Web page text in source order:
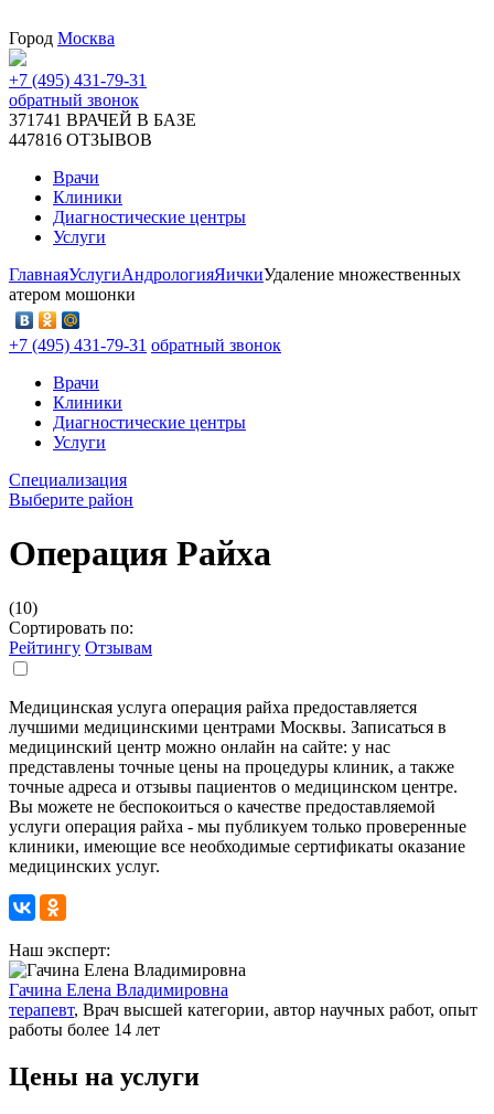
Город Москва
+7 (495) 431-79-31
обратный звонок
371741 ВРАЧЕЙ В БАЗЕ
447816 ОТЗЫВОВ
Врачи
Клиники
Диагностические центры
Услуги
ГлавнаяУслугиАндрологияЯичкиУдаление множественных
атером мошонки
+7 (495) 431-79-31 обратный звонок
Врачи
Клиники
Диагностические центры
Услуги
Специализация
Выберите район
Операция Райха
(10)
Сортировать по:
Рейтингу Отзывам
Медицинская услуга операция райха предоставляется
лучшими медицинскими центрами Москвы. Записаться в
медицинский центр можно онлайн на сайте: у нас
представлены точные цены на процедуры клиник, а также
точные адреса и отзывы пациентов о медицинском центре.
Вы можете не беспокоиться о качестве предоставляемой
услуги операция райха - мы публикуем только проверенные
клиники, имеющие все необходимые сертификаты оказание
медицинских услуг.
Наш эксперт:
Гачина Елена Владимировна
терапевт, Врач высшей категории, автор научных работ, опыт
работы более 14 лет
Цены на услуги